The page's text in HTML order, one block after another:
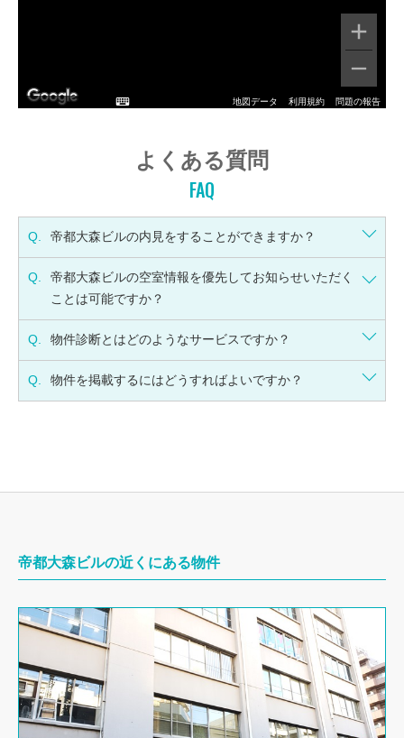
地図データ 利用規約 問題の報告
よくある質問
FAQ
Q. 帝都大森ビルの内見をすることができますか？
Q.
帝都大森ビルの空室情報を優先してお知らせいただく
ことは可能ですか？
Q. 物件診断とはどのようなサービスですか？
Q. 物件を掲載するにはどうすればよいですか？
帝都大森ビルの近くにある物件